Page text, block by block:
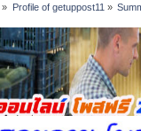
» Profile of getuppost11 »